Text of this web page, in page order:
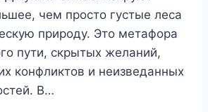
чем просто густые леса
природу. Это метафора
пути, скрытых желаний,
конфликтов и неизведанных
В…